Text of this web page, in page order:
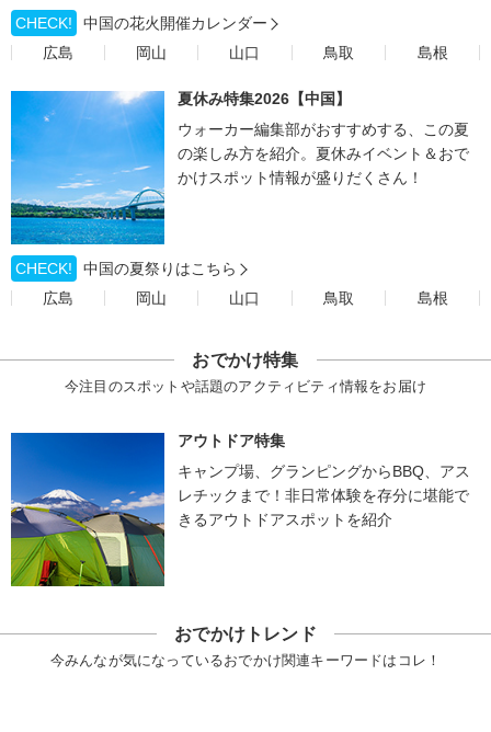
CHECK!
中国の花火開催カレンダー
広島
岡山 山口 鳥取 島根
夏休み特集2026【中国】
ウォーカー編集部がおすすめする、この夏
の楽しみ方を紹介。夏休みイベント＆おで
かけスポット情報が盛りだくさん！
CHECK!
中国の夏祭りはこちら
広島
岡山 山口 鳥取 島根
おでかけ特集
今注目のスポットや話題のアクティビティ情報をお届け
アウトドア特集
キャンプ場、グランピングからBBQ、アス
レチックまで！非日常体験を存分に堪能で
きるアウトドアスポットを紹介
おでかけトレンド
今みんなが気になっているおでかけ関連キーワードはコレ！